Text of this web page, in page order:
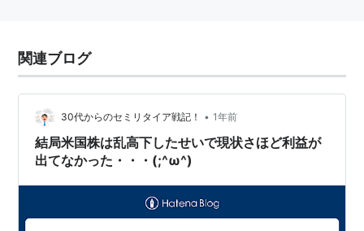
関連ブログ
30代からのセミリタイア戦記！ • 1年前
結局米国株は乱高下したせいで現状さほど利益が
出てなかった・・・(;^ω^)